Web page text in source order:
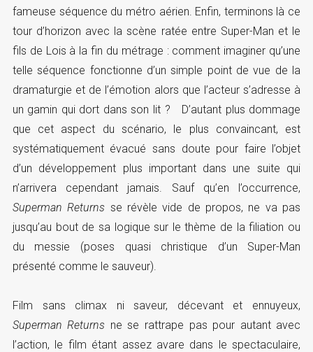
fameuse séquence du métro aérien. Enfin, terminons là ce
tour d’horizon avec la scène ratée entre Super-Man et le
fils de Lois à la fin du métrage : comment imaginer qu’une
telle séquence fonctionne d’un simple point de vue de la
dramaturgie et de l’émotion alors que l’acteur s’adresse à
un gamin qui dort dans son lit ? D’autant plus dommage
que cet aspect du scénario, le plus convaincant, est
systématiquement évacué sans doute pour faire l’objet
d’un développement plus important dans une suite qui
n’arrivera cependant jamais. Sauf qu’en l’occurrence,
Superman Returns se révèle vide de propos, ne va pas
jusqu’au bout de sa logique sur le thème de la filiation ou
du messie (poses quasi christique d’un Super-Man
présenté comme le sauveur).
Film sans climax ni saveur, décevant et ennuyeux,
Superman Returns ne se rattrape pas pour autant avec
l’action, le film étant assez avare dans le spectaculaire,